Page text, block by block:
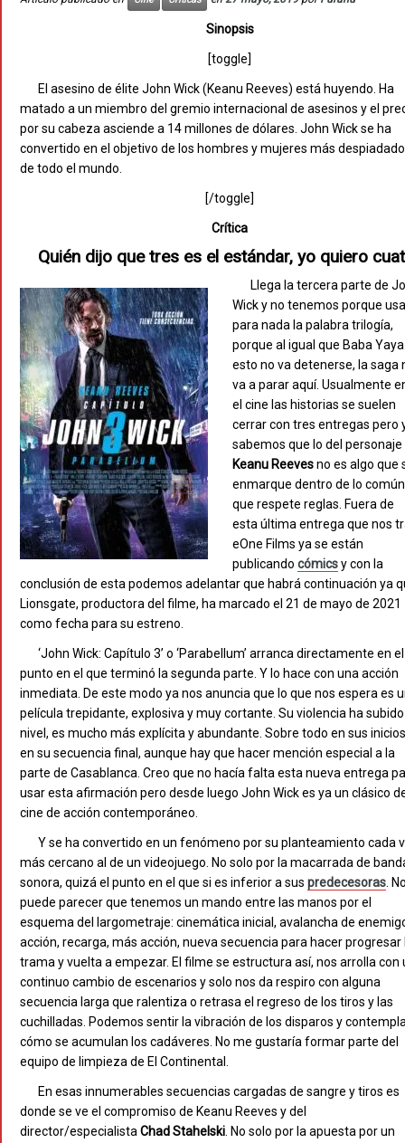
Sinopsis
[toggle]
El asesino de élite John Wick (Keanu Reeves) está huyendo. Ha
matado a un miembro del gremio internacional de asesinos y el
por su cabeza asciende a 14 millones de dólares. John Wick se ha
convertido en el objetivo de los hombres y mujeres más
de todo el mundo.
[/toggle]
Crítica
Quién dijo que tres es el estándar, yo quiero
Llega la tercera parte de
Wick y no tenemos porque
para nada la palabra trilogía,
porque al igual que Baba Yaya
esto no va detenerse, la saga
va a parar aquí. Usualmente
el cine las historias se suelen
cerrar con tres entregas pero
sabemos que lo del personaje
Keanu Reevesno es algo que
enmarque dentro de lo
que respete reglas. Fuera de
esta última entrega que nos
eOne Films ya se están
publicandocómicsy con la
conclusión de esta podemos adelantar que habrá continuación ya
Lionsgate, productora del filme, ha marcado el 21 de mayo de 2021
como fecha para su estreno.
‘John Wick: Capítulo 3’ o ‘Parabellum’ arranca directamente en el
punto en el que terminó la segunda parte. Y lo hace con una acción
inmediata. De este modo ya nos anuncia que lo que nos espera es
película trepidante, explosiva y muy cortante. Su violencia ha
nivel, es mucho más explícita y abundante. Sobre todo en sus
en su secuencia final, aunque hay que hacer mención especial a la
parte de Casablanca. Creo que no hacía falta esta nueva entrega
usar esta afirmación pero desde luego John Wick es ya un clásico
cine de acción contemporáneo.
Y se ha convertido en un fenómeno por su planteamiento cada
más cercano al de un videojuego. No solo por la macarrada de
sonora, quizá el punto en el que si es inferior a sus predecesoras.
puede parecer que tenemos un mando entre las manos por el
esquema del largometraje: cinemática inicial, avalancha de
acción, recarga, más acción, nueva secuencia para hacer progresar
trama y vuelta a empezar. El filme se estructura así, nos arrolla con
continuo cambio de escenarios y solo nos da respiro con alguna
secuencia larga que ralentiza o retrasa el regreso de los tiros y las
cuchilladas. Podemos sentir la vibración de los disparos y
cómo se acumulan los cadáveres. No me gustaría formar parte del
equipo de limpieza de El Continental.
En esas innumerables secuencias cargadas de sangre y tiros es
donde se ve el compromiso de Keanu Reeves y del
director/especialistaChad Stahelski. No solo por la apuesta por un